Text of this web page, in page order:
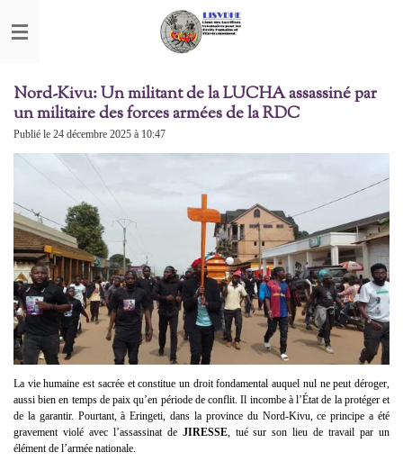
au
Nord-Kivu: Un militant de la LUCHA assassiné par
un militaire des forces armées de la RDC
Publié le 24 décembre 2025 à 10:47
La vie humaine est sacrée et constitue un droit fondamental auquel nul ne peut déroger,
aussi bien en temps de paix qu’en période de conflit. Il incombe à l’État de la protéger et
de la garantir. Pourtant, à Eringeti, dans la province du Nord-Kivu, ce principe a été
gravement violé avec l’assassinat de JIRESSE, tué sur son lieu de travail par un
élément de l’armée nationale.